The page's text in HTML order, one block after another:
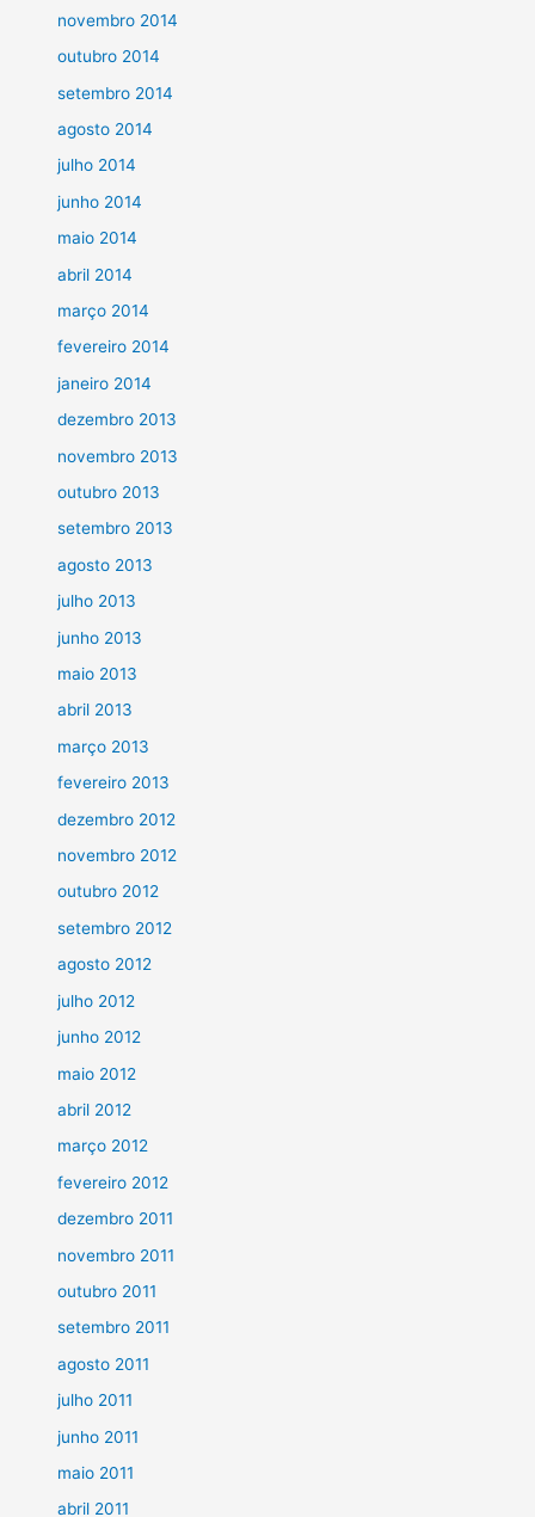
novembro 2014
outubro 2014
setembro 2014
agosto 2014
julho 2014
junho 2014
maio 2014
abril 2014
março 2014
fevereiro 2014
janeiro 2014
dezembro 2013
novembro 2013
outubro 2013
setembro 2013
agosto 2013
julho 2013
junho 2013
maio 2013
abril 2013
março 2013
fevereiro 2013
dezembro 2012
novembro 2012
outubro 2012
setembro 2012
agosto 2012
julho 2012
junho 2012
maio 2012
abril 2012
março 2012
fevereiro 2012
dezembro 2011
novembro 2011
outubro 2011
setembro 2011
agosto 2011
julho 2011
junho 2011
maio 2011
abril 2011